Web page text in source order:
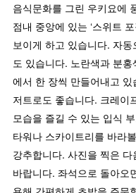
음식문화를 그린 우키요에
점내 중앙에 있는 ‘스위트
보이게 하고 있습니다. 자
도 있습니다. 노란색과 분
에서 한 장씩 만들어내고
저트로도 좋습니다. 크레이
모습을 즐길 수 있는 입식
타워나 스카이트리를 바라
강추합니다. 사진을 찍은
바랍니다. 좌석으로 돌아오